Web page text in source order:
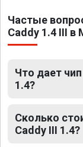
Частые
Caddy 1.4 III в
Что дает
1.4?
Сколько
Caddy III 1.4?